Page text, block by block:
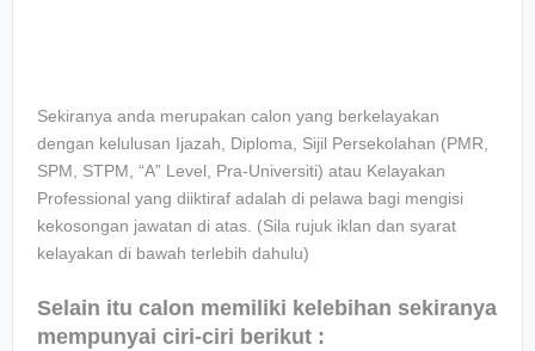
Sekiranya anda merupakan calon yang berkelayakan
dengan kelulusan Ijazah, Diploma, Sijil Persekolahan (PMR,
SPM, STPM, “A” Level, Pra-Universiti) atau Kelayakan
Professional yang diiktiraf adalah di pelawa bagi mengisi
kekosongan jawatan di atas. (Sila rujuk iklan dan syarat
kelayakan di bawah terlebih dahulu)
Selain itu calon memiliki kelebihan sekiranya
mempunyai ciri-ciri berikut :